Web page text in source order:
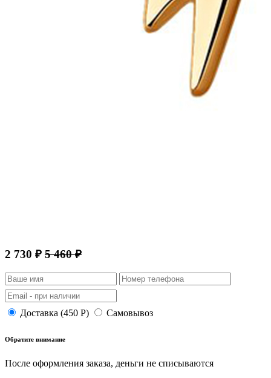
2 730 ₽ 5 460 ₽
Доставка (450 Р) Самовывоз
Обратите внимание
После оформления заказа, деньги не списываются